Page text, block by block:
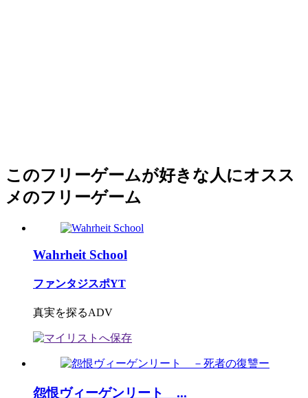
このフリーゲームが好きな人にオスス
メのフリーゲーム
Wahrheit School
ファンタジスポYT
真実を探るADV
怨恨ヴィーゲンリート ...